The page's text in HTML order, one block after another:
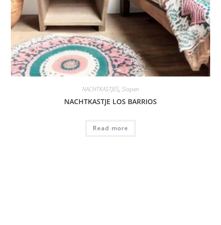
NACHTKASTJES, Slapen
NACHTKASTJE LOS BARRIOS
Read more